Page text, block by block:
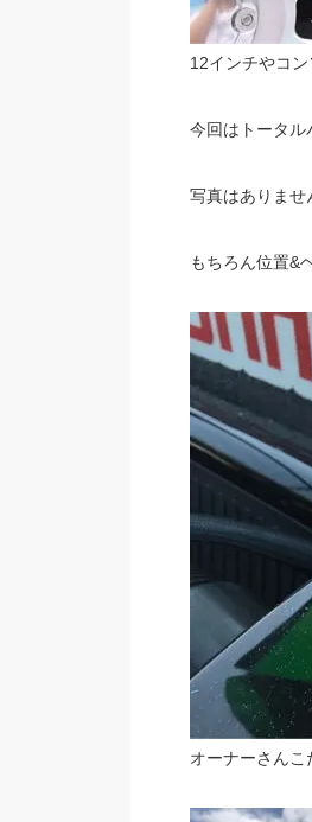
12インチやコ
今回はトータル
写真はありませ
もちろん位置&
オーナーさんこ